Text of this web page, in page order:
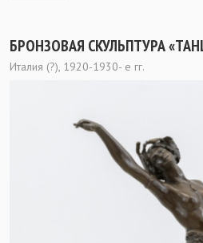
БРОНЗОВАЯ СКУЛЬПТУРА
Италия (?), 1920-1930- е гг.